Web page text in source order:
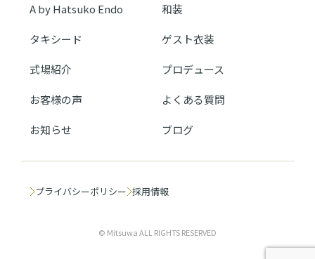
A by Hatsuko Endo 和装
タキシード ゲスト衣装
式場紹介 プロデュース
お客様の声 よくある質問
お知らせ ブログ
プライバシーポリシー 採用情報
© Mitsuwa ALL RIGHTS RESERVED